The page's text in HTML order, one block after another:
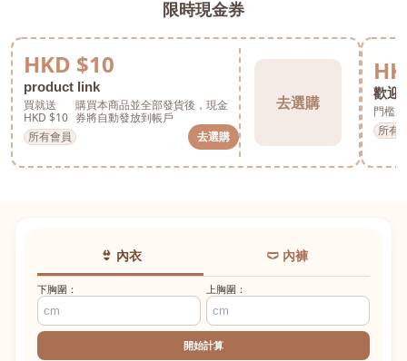
限時現金券
HKD $10
product link
買就送
HKD $10
購買本商品並全部發貨後，現金
券將自動發放到帳戶
所有會員
去選購
去選購
歡迎
門檻
所有
👙 內衣 🩲 內褲
下胸圍： 上胸圍：
開始計算